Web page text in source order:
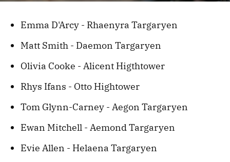
Emma D'Arcy - Rhaenyra Targaryen
Matt Smith - Daemon Targaryen
Olivia Cooke - Alicent Higthtower
Rhys Ifans - Otto Hightower
Tom Glynn-Carney - Aegon Targaryen
Ewan Mitchell - Aemond Targaryen
Evie Allen - Helaena Targaryen